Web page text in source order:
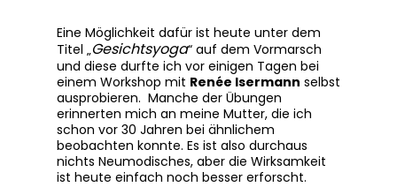
Eine Möglichkeit dafür ist heute unter dem
Titel „Gesichtsyoga“ auf dem Vormarsch
und diese durfte ich vor einigen Tagen bei
einem Workshop mit Renée Isermann selbst
ausprobieren. Manche der Übungen
erinnerten mich an meine Mutter, die ich
schon vor 30 Jahren bei ähnlichem
beobachten konnte. Es ist also durchaus
nichts Neumodisches, aber die Wirksamkeit
ist heute einfach noch besser erforscht.